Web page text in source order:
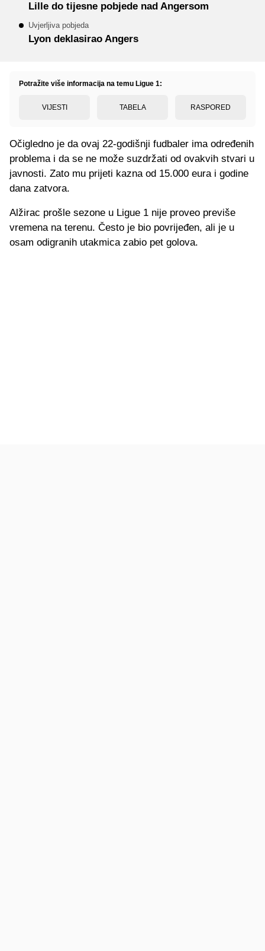
Lille do tijesne pobjede nad Angersom
Uvjerljiva pobjeda
Lyon deklasirao Angers
Potražite više informacija na temu Ligue 1:
VIJESTI TABELA RASPORED
Očigledno je da ovaj 22-godišnji fudbaler ima određenih
problema i da se ne može suzdržati od ovakvih stvari u
javnosti. Zato mu prijeti kazna od 15.000 eura i godine
dana zatvora.
Alžirac prošle sezone u Ligue 1 nije proveo previše
vremena na terenu. Često je bio povrijeđen, ali je u
osam odigranih utakmica zabio pet golova.